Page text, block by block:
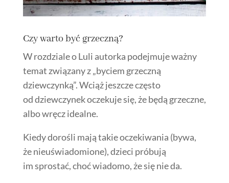
Czy warto być grzeczną?
W rozdziale o Luli autorka podejmuje ważny
temat związany z „byciem grzeczną
dziewczynką”. Wciąż jeszcze często
od dziewczynek oczekuje się, że będą grzeczne,
albo wręcz idealne.
Kiedy dorośli mają takie oczekiwania (bywa,
że nieuświadomione), dzieci próbują
im sprostać, choć wiadomo, że się nie da.